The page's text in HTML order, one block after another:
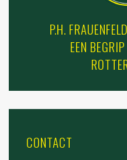
P.H.
EEN
CONTACT